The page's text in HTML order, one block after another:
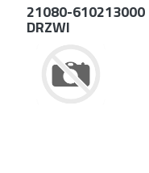
21080-610213000
DRZWI